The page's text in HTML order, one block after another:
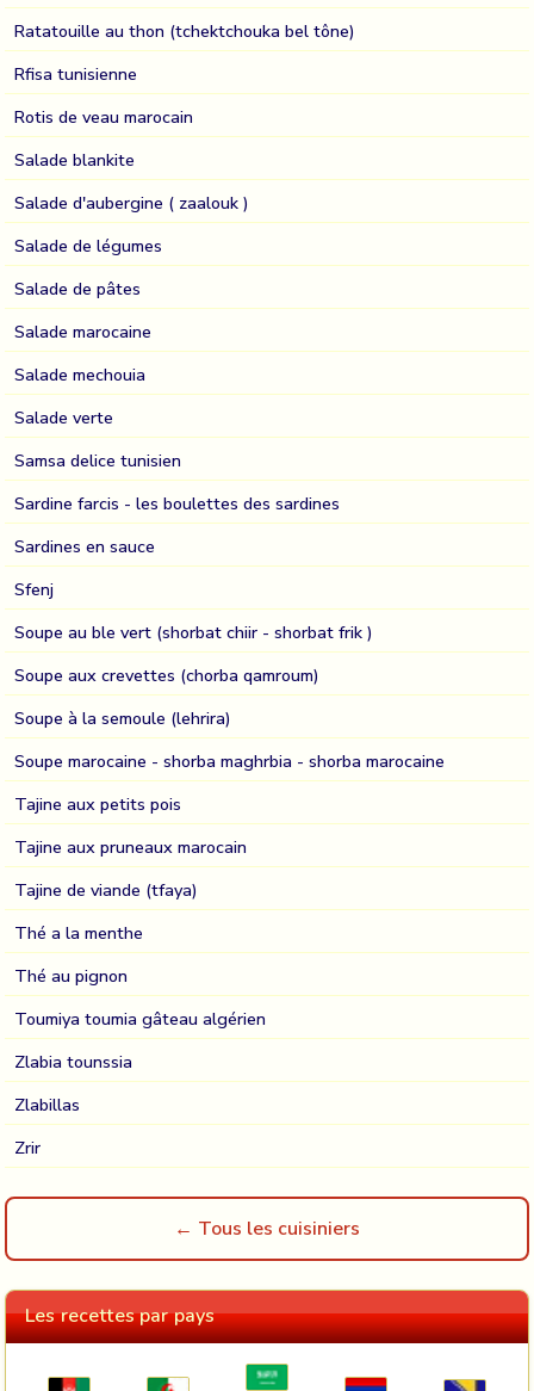
Ratatouille au thon (tchektchouka bel tône)
Rfisa tunisienne
Rotis de veau marocain
Salade blankite
Salade d'aubergine ( zaalouk )
Salade de légumes
Salade de pâtes
Salade marocaine
Salade mechouia
Salade verte
Samsa delice tunisien
Sardine farcis - les boulettes des sardines
Sardines en sauce
Sfenj
Soupe au ble vert (shorbat chiir - shorbat frik )
Soupe aux crevettes (chorba qamroum)
Soupe à la semoule (lehrira)
Soupe marocaine - shorba maghrbia - shorba marocaine
Tajine aux petits pois
Tajine aux pruneaux marocain
Tajine de viande (tfaya)
Thé a la menthe
Thé au pignon
Toumiya toumia gâteau algérien
Zlabia tounssia
Zlabillas
Zrir
← Tous les cuisiniers
Les recettes par pays